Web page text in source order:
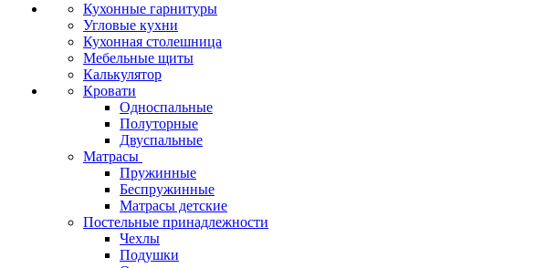
Кухонные гарнитуры
Угловые кухни
Кухонная столешница
Мебельные щиты
Калькулятор
Кровати
Односпальные
Полуторные
Двуспальные
Матрасы
Пружинные
Беспружинные
Матрасы детские
Постельные принадлежности
Чехлы
Подушки